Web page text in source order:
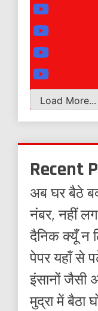
Load More...
Recent
अब घर बैठे
नंबर, नहीं
दैनिक क्यूँ न
पेपर यहाँ से
इंसानों जैसी
मुद्रा में बैठा